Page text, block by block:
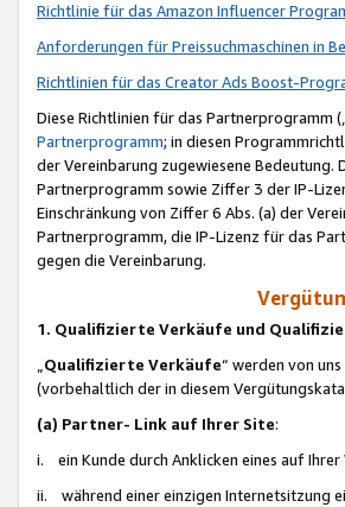
Richtlinie für das Amazon Influencer
Anforderungen für Preissuchmaschinen in
Richtlinien für das Creator Ads Boost-
Diese Richtlinien für das Partnerprogramm
Partnerprogramm; in diesen
der Vereinbarung zugewiesene
Partnerprogramm sowie Ziffer 3 der IP-
Einschränkung von Ziffer 6 Abs. (a) der
Partnerprogramm, die IP-Lizenz für das
gegen die Vereinbarung.
1. Qualifizierte Verkäufe und
Qualifizierte Verkäufe“ werden von
(vorbehaltlich der in diesem
(a) Partner- Link auf Ihrer Site:
i. ein Kunde durch Anklicken eines auf
ii. während einer einzigen Internetsitzung